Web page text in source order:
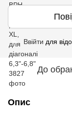
Ввійти для
До
Опис